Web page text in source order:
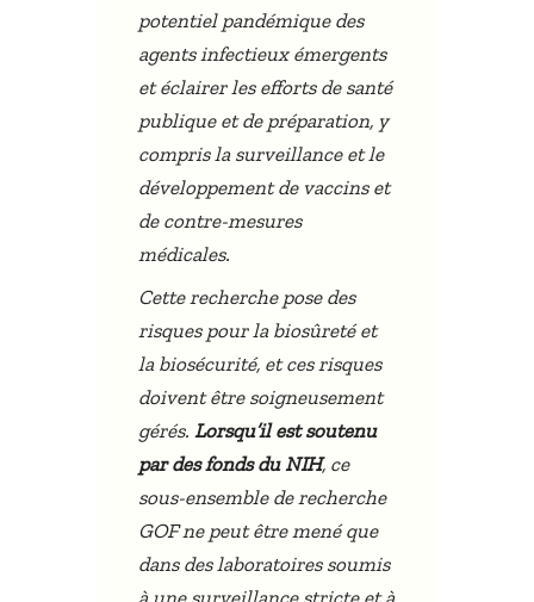
potentiel pandémique des
agents infectieux émergents
et éclairer les efforts de santé
publique et de préparation, y
compris la surveillance et le
développement de vaccins et
de contre-mesures
médicales.
Cette recherche pose des
risques pour la biosûreté et
la biosécurité, et ces risques
doivent être soigneusement
gérés.Lorsqu’il est soutenu
par des fonds du NIH, ce
sous-ensemble de recherche
GOF ne peut être mené que
dans des laboratoires soumis